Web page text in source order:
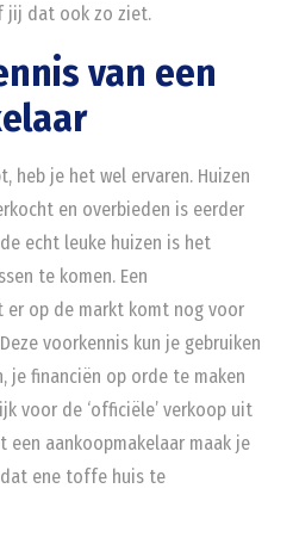
jij dat ook zo ziet.
van een
heb je het wel ervaren. Huizen
en overbieden is eerder
echt leuke huizen is het
te komen. Een
er op de markt komt nog voor
voorkennis kun je gebruiken
je financiën op orde te maken
voor de ‘officiële’ verkoop uit
een aankoopmakelaar maak je
ene toffe huis te